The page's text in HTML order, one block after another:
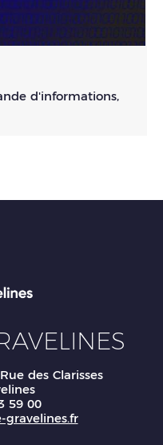
d'informations,
des Clarisses
59 00
gravelines.fr